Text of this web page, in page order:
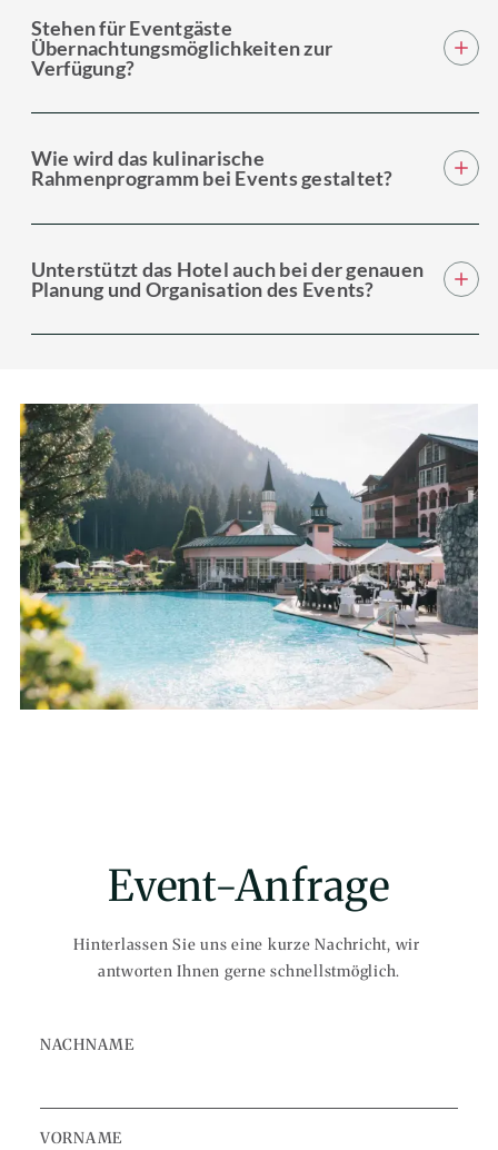
Stehen für Eventgäste
Übernachtungsmöglichkeiten zur
Verfügung?
Wie wird das kulinarische
Rahmenprogramm bei Events gestaltet?
Unterstützt das Hotel auch bei der genauen
Planung und Organisation des Events?
Event-Anfrage
Hinterlassen Sie uns eine kurze Nachricht, wir
antworten Ihnen gerne schnellstmöglich.
NACHNAME
VORNAME